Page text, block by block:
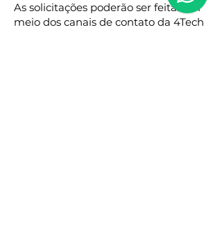
As solicitações poderão ser feitas por
meio dos canais de contato da 4Tech